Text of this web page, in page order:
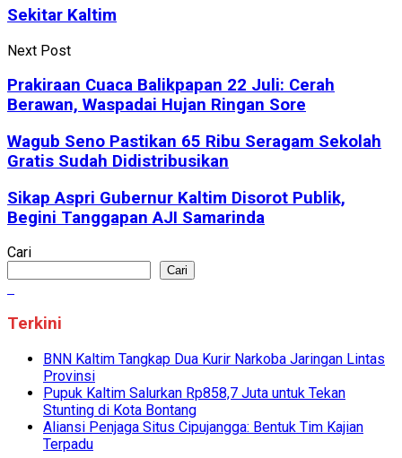
Sekitar Kaltim
Next Post
Prakiraan Cuaca Balikpapan 22 Juli: Cerah
Berawan, Waspadai Hujan Ringan Sore
Wagub Seno Pastikan 65 Ribu Seragam Sekolah
Gratis Sudah Didistribusikan
Sikap Aspri Gubernur Kaltim Disorot Publik,
Begini Tanggapan AJI Samarinda
Cari
Cari
Terkini
BNN Kaltim Tangkap Dua Kurir Narkoba Jaringan Lintas
Provinsi
Pupuk Kaltim Salurkan Rp858,7 Juta untuk Tekan
Stunting di Kota Bontang
Aliansi Penjaga Situs Cipujangga: Bentuk Tim Kajian
Terpadu